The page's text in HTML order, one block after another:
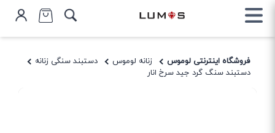
فروشگاه اینترنتی لوموس زنانه لوموس
دستبند سنگی زنانه
دستبند سنگ گرد جید سرخ انار